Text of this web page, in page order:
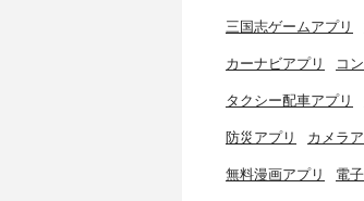
三国志ゲームアプリ
カーナビアプリ コ
タクシー配車アプリ
防災アプリ カメラ
無料漫画アプリ 電